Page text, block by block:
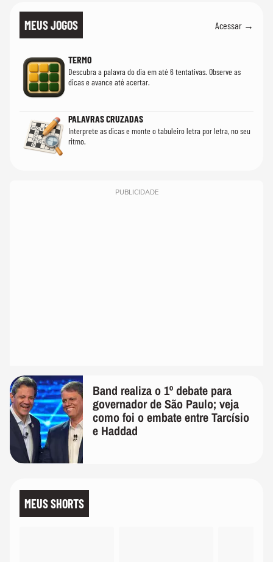
MEUS JOGOS Acessar →
TERMO
Descubra a palavra do dia em até 6 tentativas. Observe as
dicas e avance até acertar.
PALAVRAS CRUZADAS
Interprete as dicas e monte o tabuleiro letra por letra, no seu
ritmo.
PUBLICIDADE
Band realiza o 1º debate para
governador de São Paulo; veja
como foi o embate entre Tarcísio
e Haddad
MEUS SHORTS